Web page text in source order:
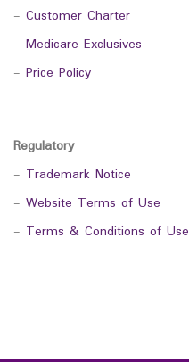
- Customer Charter
- Medicare Exclusives
- Price Policy
Regulatory
- Trademark Notice
- Website Terms of Use
- Terms & Conditions of Use